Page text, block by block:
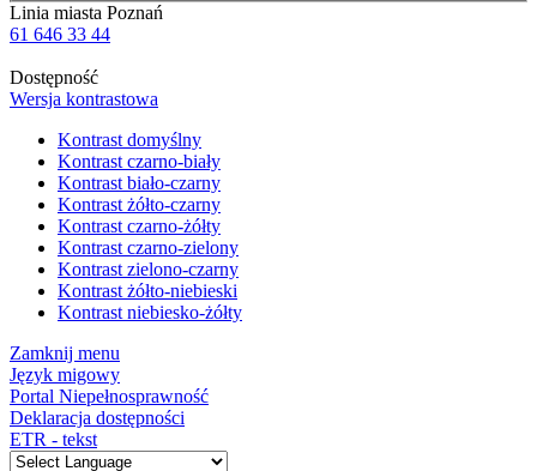
Linia miasta Poznań
61 646 33 44
Dostępność
Wersja kontrastowa
Kontrast domyślny
Kontrast czarno-biały
Kontrast biało-czarny
Kontrast żółto-czarny
Kontrast czarno-żółty
Kontrast czarno-zielony
Kontrast zielono-czarny
Kontrast żółto-niebieski
Kontrast niebiesko-żółty
Zamknij menu
Język migowy
Portal Niepełnosprawność
Deklaracja dostępności
ETR - tekst